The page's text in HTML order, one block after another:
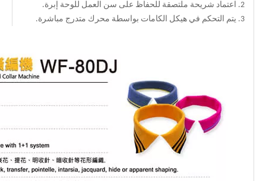
2. اعتماد شريحة ملتصقة للحفاظ على سن العمل للوحة إبرة.
3. يتم التحكم في هيكل الكامات بواسطة محرك متدرج مباشرة.